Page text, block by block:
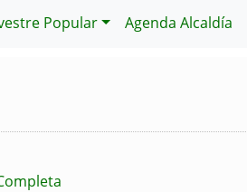
Popular Agenda Alcaldía